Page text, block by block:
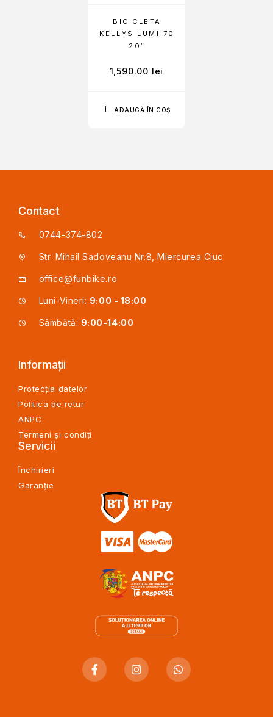
ADAUGĂ ÎN COȘ
BICICLETA
KELLYS LUMI 70
20″
1,590.00 lei
Contact
0744-374-802
Str. Mihail Sadoveanu Nr.8, Miercurea Ciuc
office@funbike.ro
Luni-Vineri: 9:00 - 18:00
Sâmbătă: 9:00-14:00
Informații
Protecția datelor
Politica de retur
ANPC
Termeni și condiți
Servicii
Închirieri
Garanție